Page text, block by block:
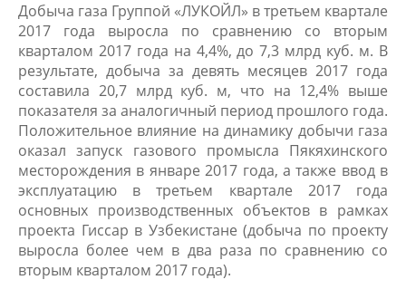
Добыча газа Группой «ЛУКОЙЛ» в третьем квартале
2017 года выросла по сравнению со вторым
кварталом 2017 года на 4,4%, до 7,3 млрд куб. м. В
результате, добыча за девять месяцев 2017 года
составила 20,7 млрд куб. м, что на 12,4% выше
показателя за аналогичный период прошлого года.
Положительное влияние на динамику добычи газа
оказал запуск газового промысла Пякяхинского
месторождения в январе 2017 года, а также ввод в
эксплуатацию в третьем квартале 2017 года
основных производственных объектов в рамках
проекта Гиссар в Узбекистане (добыча по проекту
выросла более чем в два раза по сравнению со
вторым кварталом 2017 года).